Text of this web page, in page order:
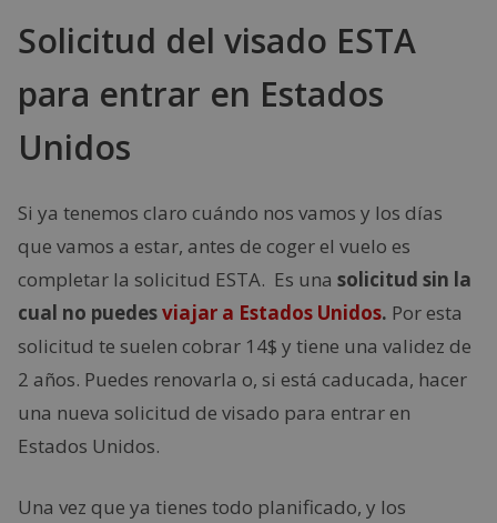
Solicitud del visado ESTA
para entrar en Estados
Unidos
Si ya tenemos claro cuándo nos vamos y los días
que vamos a estar, antes de coger el vuelo es
completar la solicitud ESTA. Es una solicitud sin la
cual no puedesviajar a Estados Unidos. Por esta
solicitud te suelen cobrar 14$ y tiene una validez de
2 años. Puedes renovarla o, si está caducada, hacer
una nueva solicitud de visado para entrar en
Estados Unidos.
Una vez que ya tienes todo planificado, y los